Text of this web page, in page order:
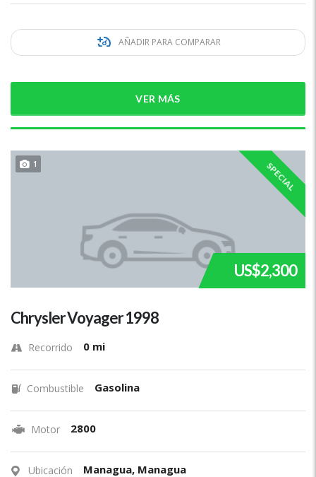
AÑADIR PARA COMPARAR
VER MÁS
1 SPECIAL
US$2,300
Chrysler Voyager 1998
Recorrido 0 mi
Combustible Gasolina
Motor 2800
Ubicación Managua, Managua